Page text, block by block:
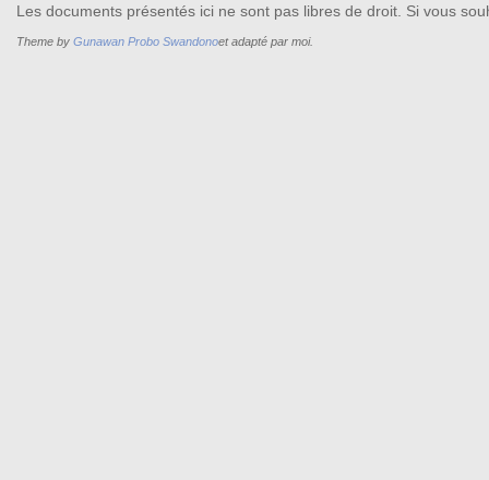
Les documents présentés ici ne sont pas libres de droit. Si vous
Theme by Gunawan Probo Swandonoet adapté par moi.